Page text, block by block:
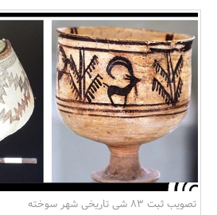
تصویب ثبت 83 شی تاریخی شهر سوخته